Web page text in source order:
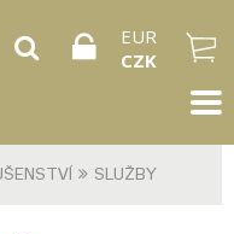
EUR
CZK
SLUŽBY